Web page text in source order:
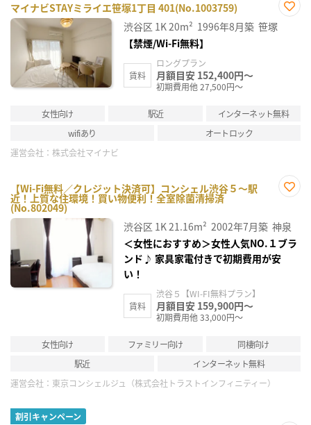
マイナビSTAYミライエ笹塚1丁目 401(No.1003759)
渋谷区 1K20m² 1996年8月築 笹塚
【禁煙/Wi-Fi無料】
賃料
ロングプラン
月額目安 152,400円～
初期費用他 27,500円～
女性向け 駅近
インターネット無料
wifiあり
オートロック
運営会社： 株式会社マイナビ
【Wi-Fi無料／クレジット決済可】コンシェル渋谷５～駅
近！上質な住環境！買い物便利！全室除菌清掃済
(No.802049)
り登
録
渋谷区 1K21.16m² 2002年7月築 神泉
＜女性におすすめ＞女性人気NO.１ブラ
ンド♪ 家具家電付きで初期費用が安
い！
賃料
渋谷５【WI-FI無料プラン】
月額目安 159,900円～
初期費用他 33,000円～
女性向け ファミリー向け
同棲向け
駅近
インターネット無料
運営会社： 東京コンシェルジュ（株式会社トラストインフィニティー）
割引キャンペーン